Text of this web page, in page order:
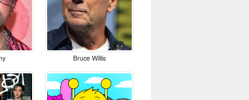
Bruce Willis